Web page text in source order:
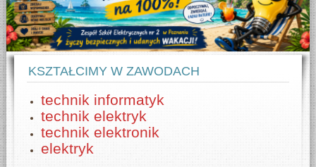
KSZTAŁCIMY W ZAWODACH
technik informatyk
technik elektryk
technik elektronik
elektryk